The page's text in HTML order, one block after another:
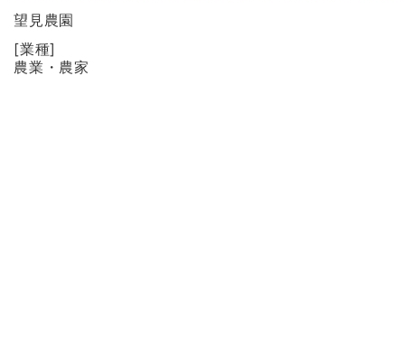
望見農園
[業種]
農業・農家